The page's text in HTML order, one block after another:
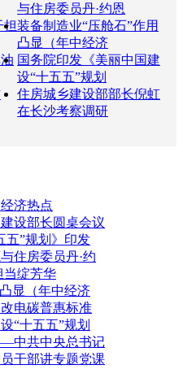
与住房委员丹·约恩
担装备制造业“压舱石”作用
凸显（年中经济
国务院印发《美丽中国建
设“十五五”规划
住房城乡建设部部长倪虹
在长沙考察调研
济热点
设部长圆桌会议
五”规划》印发
住房委员丹·约
当绽芳华
显（年中经济
电碳普惠标准
“十五五”规划
中共中央总书记
干部讲专题党课